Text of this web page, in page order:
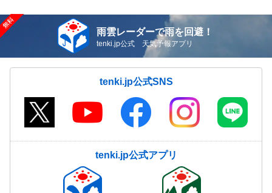
雨雲レーダーで雨を回避！
tenki.jp公式 天気予報アプリ
tenki.jp公式SNS
tenki.jp公式アプリ